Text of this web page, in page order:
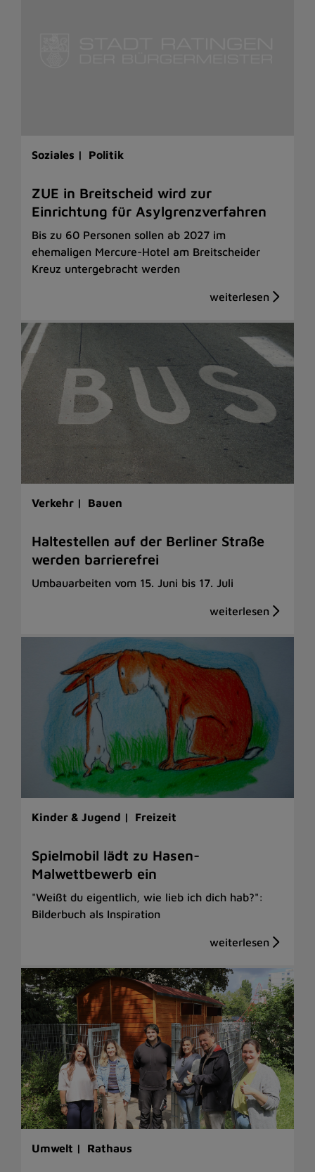
Soziales | Politik
ZUE in Breitscheid wird zur
Einrichtung für Asylgrenzverfahren
Bis zu 60 Personen sollen ab 2027 im
ehemaligen Mercure-Hotel am Breitscheider
Kreuz untergebracht werden
Verkehr | Bauen
Haltestellen auf der Berliner Straße
werden barrierefrei
Umbauarbeiten vom 15. Juni bis 17. Juli
Kinder & Jugend | Freizeit
Spielmobil lädt zu Hasen-
Malwettbewerb ein
"Weißt du eigentlich, wie lieb ich dich hab?":
Bilderbuch als Inspiration
Umwelt | Rathaus